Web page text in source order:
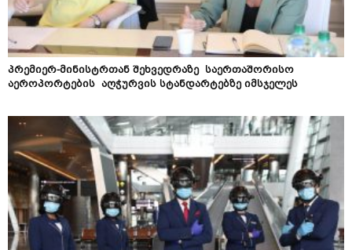
პრემიერ-მინისტრთან შეხვედრაზე საერთაშორისო
აეროპორტების აღჭურვის სტანდარტებზე იმსჯელეს